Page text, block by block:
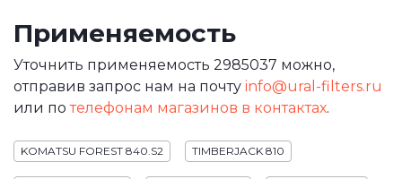
Применяемость
Уточнить применяемость 2985037 можно,
отправив запрос нам на почту info@ural-filters.ru
или потелефонам магазинов в контактах.
KOMATSU FOREST 840.S2 TIMBERJACK 810